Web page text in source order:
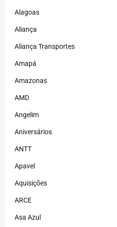
Alagoas
Aliança
Aliança Transportes
Amapá
Amazonas
AMD
Angelim
Aniversários
ANTT
Apavel
Aquisições
ARCE
Asa Azul